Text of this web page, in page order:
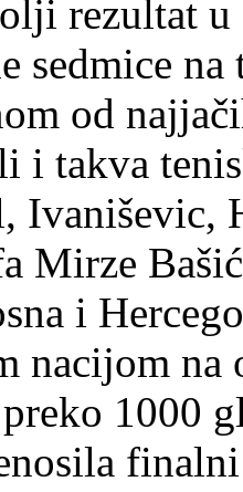
rezultat u
sedmice
od
i takva
Ivaniševic,
Mirze
i
nacijom
1000